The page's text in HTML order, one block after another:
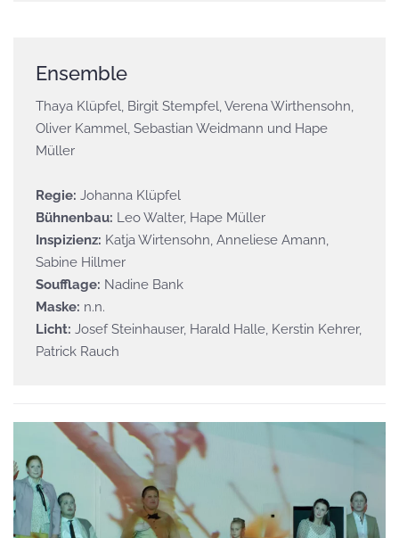
Ensemble
Thaya Klüpfel, Birgit Stempfel, Verena Wirthensohn,
Oliver Kammel, Sebastian Weidmann und Hape
Müller
Regie: Johanna Klüpfel
Bühnenbau: Leo Walter, Hape Müller
Inspizienz: Katja Wirtensohn, Anneliese Amann,
Sabine Hillmer
Soufflage: Nadine Bank
Maske: n.n.
Licht: Josef Steinhauser, Harald Halle, Kerstin Kehrer,
Patrick Rauch